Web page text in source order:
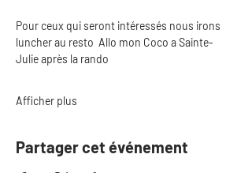
Pour ceux qui seront intéressés nous irons
luncher au resto  Allo mon Coco a Sainte-
Julie après la rando
Afficher plus
Partager cet événement